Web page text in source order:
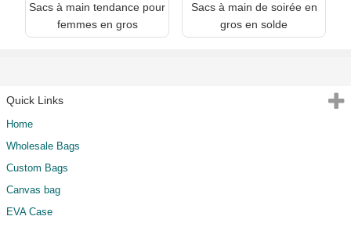
Sacs à main tendance pour
femmes en gros
Sacs à main de soirée en
gros en solde
Quick Links
Home
Wholesale Bags
Custom Bags
Canvas bag
EVA Case